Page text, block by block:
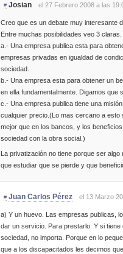
# Josian el 27 Febrero 2008 a las
Creo que es un debate muy interesante
Entre muchas posibilidades veo 3 claras.
a.- Una empresa publica esta para
empresas privadas en igualdad de
sociedad.
b.- Una empresa esta para obtener un
en ella fundamentalmente. Digamos que
c.- Una empresa publica tiene una
cualquier precio.(Lo mas cercano a
mejor que en los bancos, y los
sociedad con la obra social.)
La privatización no tiene porque ser
que estudiar que se pierde y que
# Juan Carlos Pérez el 13 Marzo
a) Y un huevo. Las empresas publicas,
dar un servicio. Para prestarlo. Y si
sociedad, no importa. Porque en lo
que a los discapacitados les decimos